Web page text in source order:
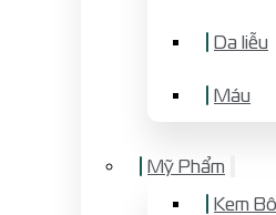
Da liễu
Máu
Mỹ Phẩm
Kem